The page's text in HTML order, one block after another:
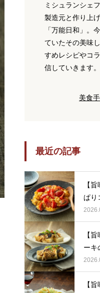
ミシュランシェ
製造元と作り上
「万能日和」。
ていたその美味
すめレシピやコ
信していきます。
美食
最近の記事
【
ぱり
ピ
【
ーキ
【